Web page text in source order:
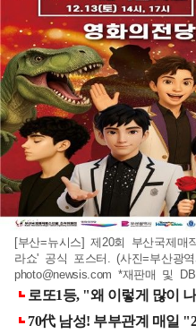
[부산=뉴시스] 제20회 부산국제
라쇼' 공식 포스터. (사진=부산광
photo@newsis.com *재판매 및